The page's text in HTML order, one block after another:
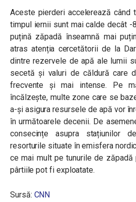
Aceste pierderi accelerează când
timpul iernii sunt mai calde decât -
puțină zăpadă înseamnă mai
atras atenția cercetătorii de la
dintre rezervele de apă ale lumii
secetă și valuri de căldură care
frecvente și mai intense. Pe
încălzește, multe zone care se
a-și asigura resursele de apă vor
în următoarele decenii. De
consecințe asupra stațiunilor
resorturile situate în emisfera
ce mai mult pe tunurile de zăpadă
pârtiile pot fi exploatate.
Sursă: CNN